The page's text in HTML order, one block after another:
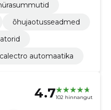
õhujaotusseadmed
calectro automaatika
4.7102 hinnangut